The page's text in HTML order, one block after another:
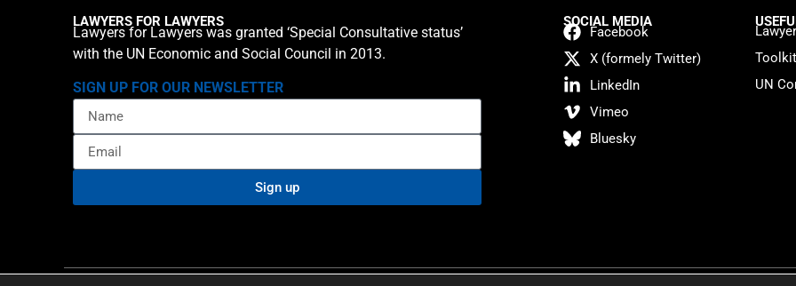
LAWYERS FOR LAWYERS
Lawyers for Lawyers was granted ‘Special Consultative status’
with the UN Economic and Social Council in 2013.
SIGN UP FOR OUR NEWSLETTER
Sign up
SOCIAL MEDIA
Facebook
X (formely Twitter)
LinkedIn
Vimeo
Bluesky
UN